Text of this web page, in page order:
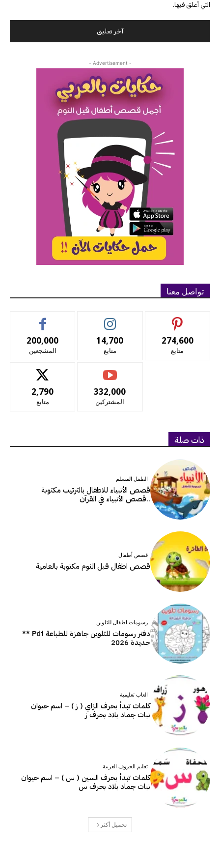
التي أعلق فيها.
- Advertisement -
تواصل معنا
200,000
المشجعين
14,700
متابع
274,600
متابع
2,790
متابع
332,000
المشتركين
ذات صلة
الطفل المسلم
قصص الأنبياء للاطفال بالترتيب مكتوبة
..قصص الأنبياء في القرآن
قصص أطفال
قصص اطفال قبل النوم مكتوبة بالعامية
رسومات اطفال للتلوين
دفتر رسومات للتلوين جاهزة للطباعة Pdf **
جديدة 2026
العاب تعليمية
كلمات تبدأ بحرف الزاي ( ز ) – اسم حيوان
نبات جماد بلاد بحرف ز
تعليم الحروف العربية
كلمات تبدأ بحرف السين ( س ) – اسم حيوان
نبات جماد بلاد بحرف س
تحميل أكثر